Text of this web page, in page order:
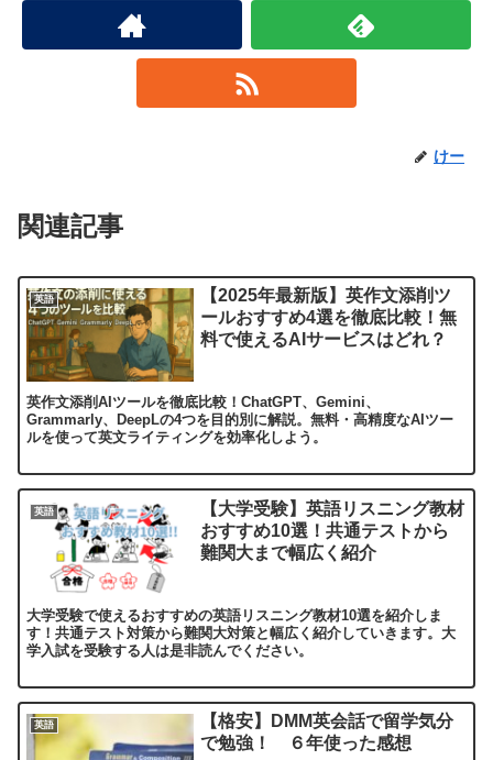
けー
関連記事
英語
【2025年最新版】英作文添削ツ
ールおすすめ4選を徹底比較！無
料で使えるAIサービスはどれ？
英作文添削AIツールを徹底比較！ChatGPT、Gemini、
Grammarly、DeepLの4つを目的別に解説。無料・高精度なAIツー
ルを使って英文ライティングを効率化しよう。
英語
【大学受験】英語リスニング教材
おすすめ10選！共通テストから
難関大まで幅広く紹介
大学受験で使えるおすすめの英語リスニング教材10選を紹介しま
す！共通テスト対策から難関大対策と幅広く紹介していきます。大
学入試を受験する人は是非読んでください。
英語
【格安】DMM英会話で留学気分
で勉強！ ６年使った感想